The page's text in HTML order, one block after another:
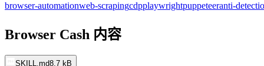
browser-automationweb-scrapingcdpplaywrightpuppeteeranti-
Browser Cash 内容
SKILL.md8.7 kB